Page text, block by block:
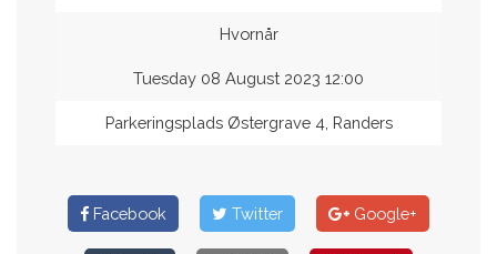
Hvornår
Tuesday 08 August 2023 12:00
Parkeringsplads Østergrave 4, Randers
Facebook Twitter Google+